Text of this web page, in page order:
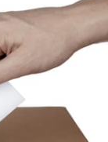
إقتصاد
منوعات